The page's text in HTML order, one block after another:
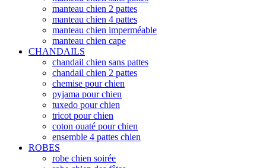
manteau chien 2 pattes
manteau chien 4 pattes
manteau chien imperméable
manteau chien cape
CHANDAILS
chandail chien sans pattes
chandail chien 2 pattes
chemise pour chien
pyjama pour chien
tuxedo pour chien
tricot pour chien
coton ouaté pour chien
ensemble 4 pattes chien
ROBES
robe chien soirée